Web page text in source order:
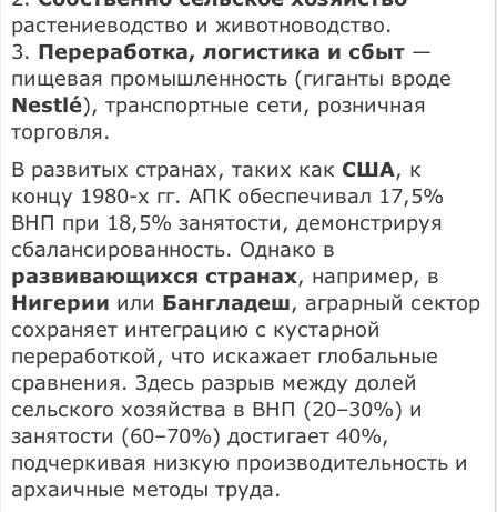
растениеводство и животноводство.
3. Переработка, логистика и сбыт —
пищевая промышленность (гиганты вроде
Nestlé), транспортные сети, розничная
торговля.
В развитых странах, таких как США, к
концу 1980-х гг. АПК обеспечивал 17,5%
ВНП при 18,5% занятости, демонстрируя
сбалансированность. Однако в
развивающихся странах, например, в
Нигерии или Бангладеш, аграрный сектор
сохраняет интеграцию с кустарной
переработкой, что искажает глобальные
сравнения. Здесь разрыв между долей
сельского хозяйства в ВНП (20–30%) и
занятости (60–70%) достигает 40%,
подчеркивая низкую производительность и
архаичные методы труда.